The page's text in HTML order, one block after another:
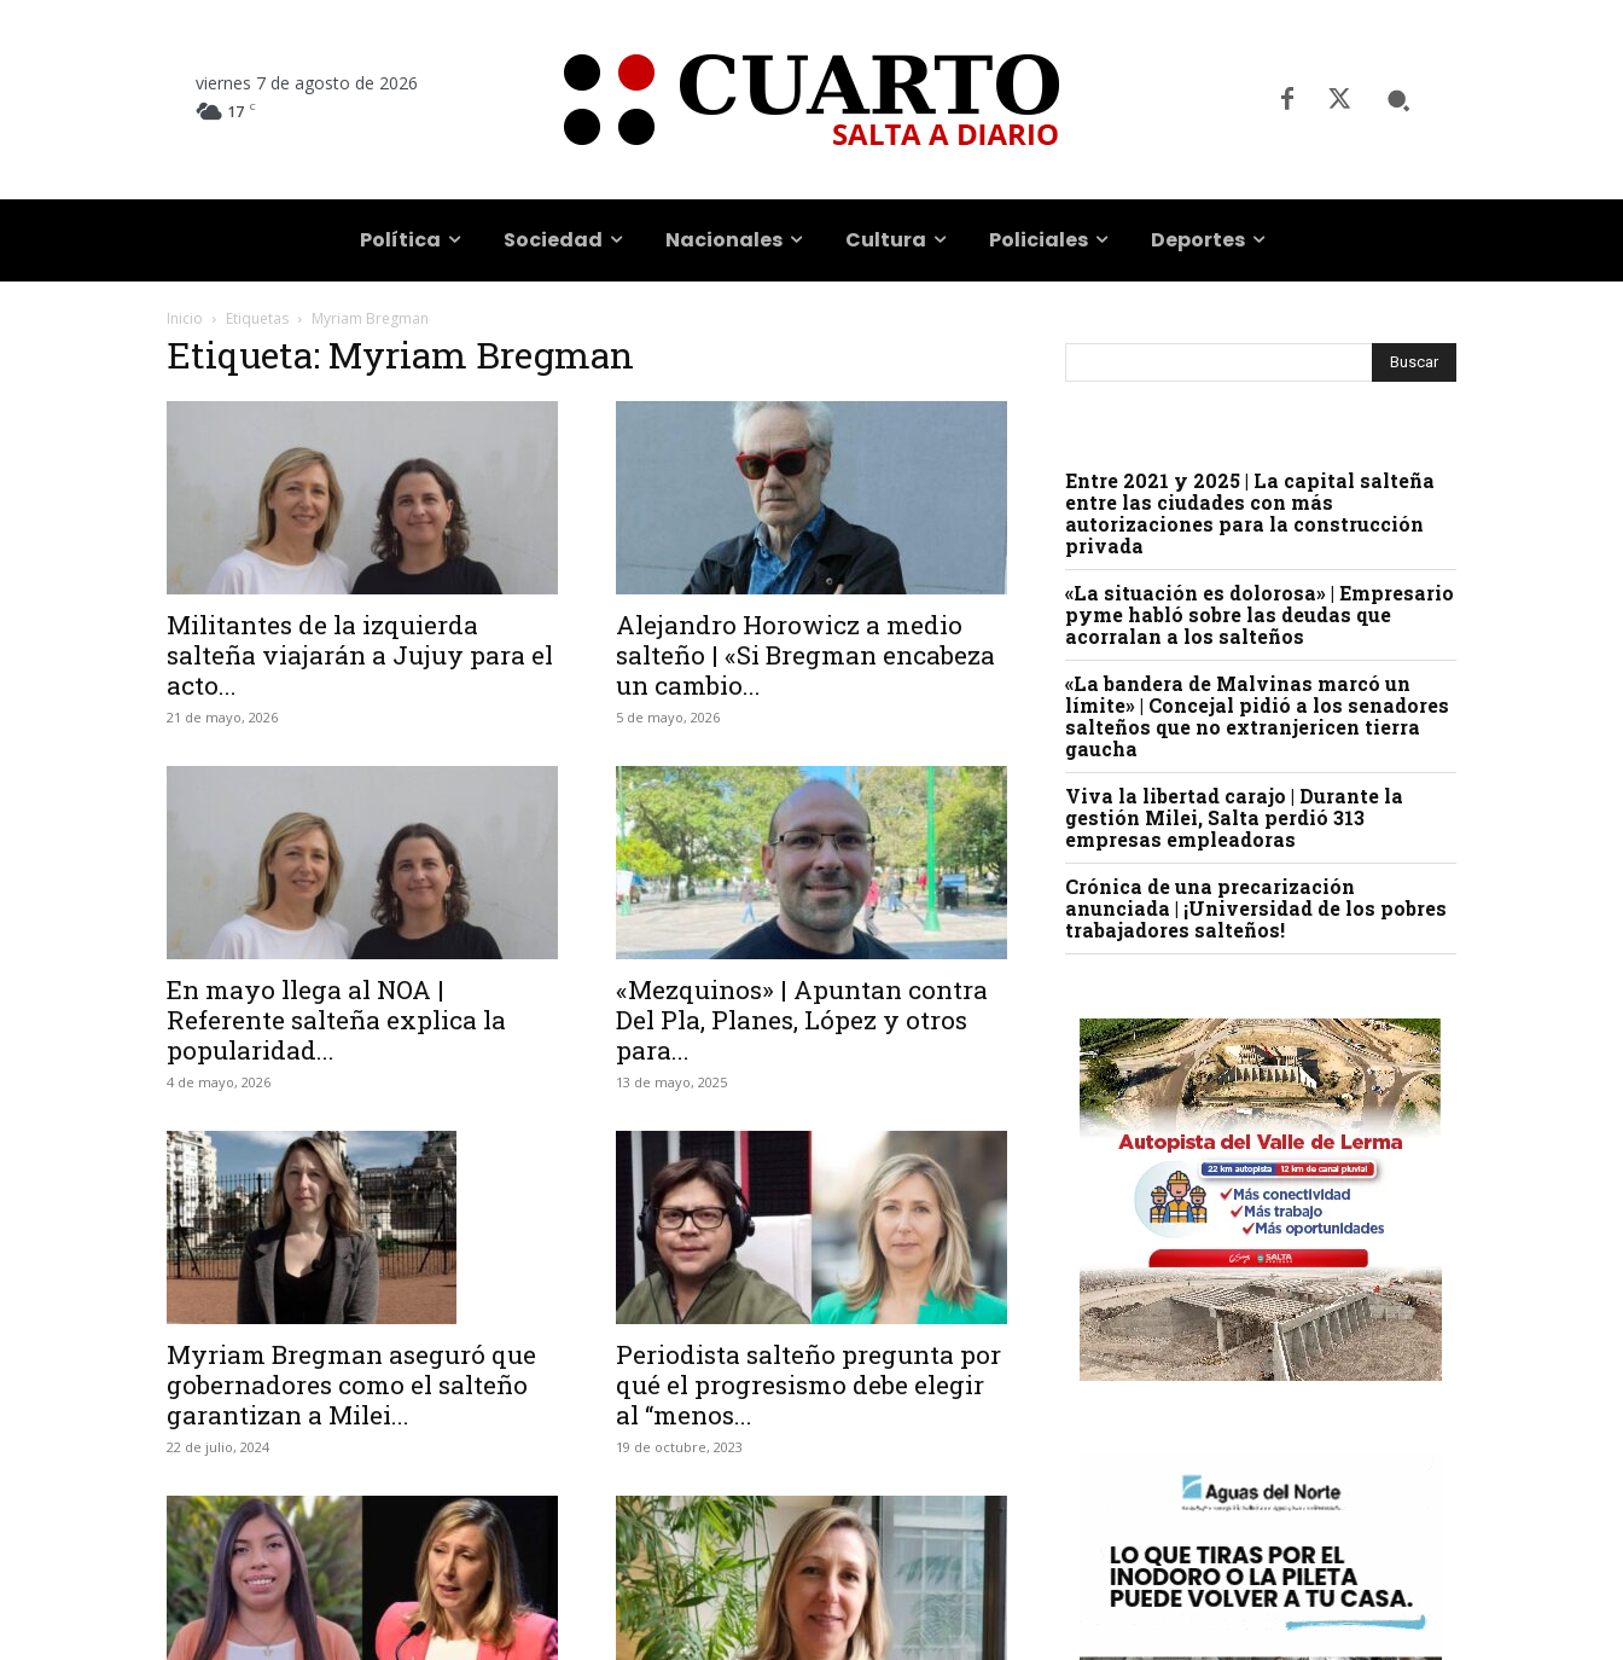
viernes 7 de agosto de 2026
17 C
Política Sociedad Nacionales Cultura Policiales Deportes
Inicio Etiquetas Myriam Bregman
Etiqueta: Myriam Bregman
Militantes de la izquierda
salteña viajarán a Jujuy para el
acto...
21 de mayo, 2026
Alejandro Horowicz a medio
salteño | «Si Bregman encabeza
un cambio...
5 de mayo, 2026
En mayo llega al NOA |
Referente salteña explica la
popularidad...
4 de mayo, 2026
«Mezquinos» | Apuntan contra
Del Pla, Planes, López y otros
para...
13 de mayo, 2025
Myriam Bregman aseguró que
gobernadores como el salteño
garantizan a Milei...
22 de julio, 2024
Periodista salteño pregunta por
qué el progresismo debe elegir
al “menos...
19 de octubre, 2023
Entre 2021 y 2025 | La capital salteña
entre las ciudades con más
autorizaciones para la construcción
privada
«La situación es dolorosa» | Empresario
pyme habló sobre las deudas que
acorralan a los salteños
«La bandera de Malvinas marcó un
límite» | Concejal pidió a los senadores
salteños que no extranjericen tierra
gaucha
Viva la libertad carajo | Durante la
gestión Milei, Salta perdió 313
empresas empleadoras
Crónica de una precarización
anunciada | ¡Universidad de los pobres
trabajadores salteños!